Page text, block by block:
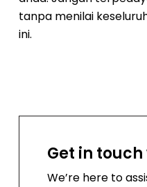
tanpa menilai
ini.
Get in
We’re here to